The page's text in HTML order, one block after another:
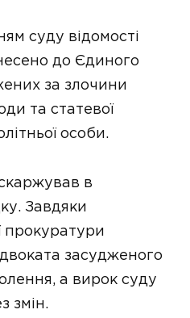
суду відомості
до Єдиного
за злочини
та статевої
особи.
в
Завдяки
прокуратури
засудженого
а вирок суду
змін.